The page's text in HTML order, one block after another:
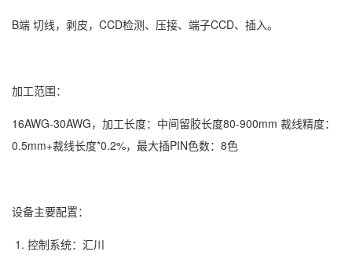
B端 切线，剥皮，CCD检测、压接、端子CCD、插入。
加工范围：
16AWG-30AWG，加工长度：中间留胶长度80-900mm 裁线精度：
0.5mm+裁线长度*0.2%，最大插PIN色数：8色
设备主要配置：
1. 控制系统：汇川